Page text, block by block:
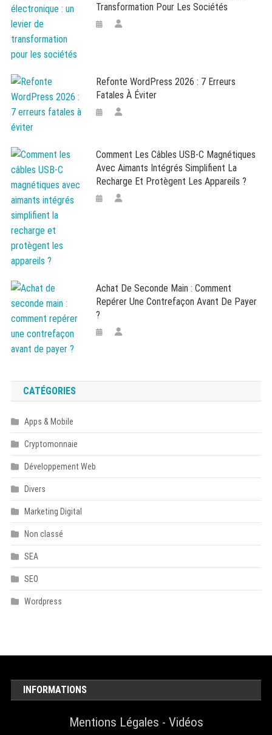
Transformation Pour Les Sociétés
Refonte WordPress 2026 : 7 Erreurs
Fatales À Éviter
Comment Les Câbles USB-C Magnétiques
Avec Aimants Intégrés Simplifient La
Recharge Et Protègent Les Appareils ?
Achat De Seconde Main : Comment
Repérer Une Contrefaçon Avant De Payer
?
CATÉGORIES
Apps & Mobile
Cryptomonnaie
Développement Web
Divers
Marketing Digital
Non classé
SEA
SEO
Wordpress
INFORMATIONS
Mentions Légales - Vidéos